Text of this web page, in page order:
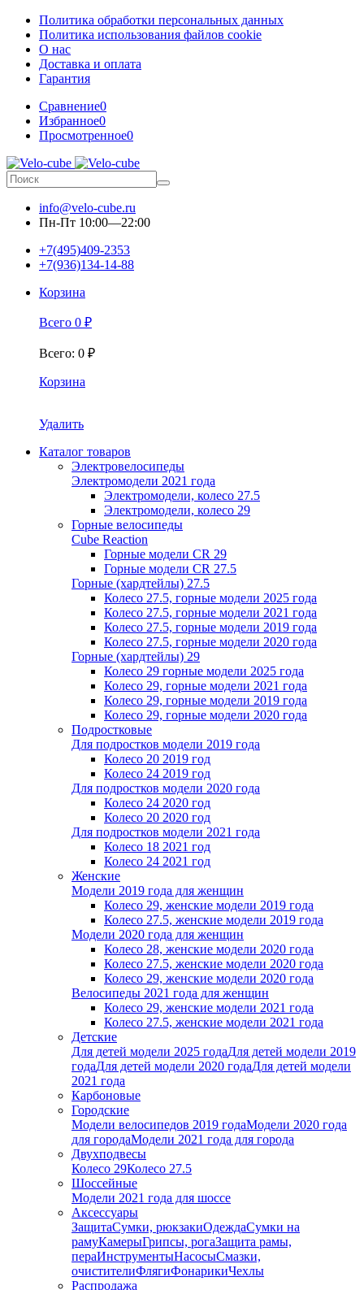
Политика обработки персональных данных
Политика использования файлов cookie
О нас
Доставка и оплата
Гарантия
Сравнение0
Избранное0
Просмотренное0
info@velo-cube.ru
Пн-Пт 10:00—22:00
+7(495)409-2353
+7(936)134-14-88
Корзина
Всего 0 ₽
Всего: 0 ₽
Корзина
Удалить
Каталог товаров
Электровелосипеды
Электромодели 2021 года
Электромодели, колесо 27.5
Электромодели, колесо 29
Горные велосипеды
Cube Reaction
Горные модели CR 29
Горные модели CR 27.5
Горные (хардтейлы) 27.5
Колесо 27.5, горные модели 2025 года
Колесо 27.5, горные модели 2021 года
Колесо 27.5, горные модели 2019 года
Колесо 27.5, горные модели 2020 года
Горные (хардтейлы) 29
Колесо 29 горные модели 2025 года
Колесо 29, горные модели 2021 года
Колесо 29, горные модели 2019 года
Колесо 29, горные модели 2020 года
Подростковые
Для подростков модели 2019 года
Колесо 20 2019 год
Колесо 24 2019 год
Для подростков модели 2020 года
Колесо 24 2020 год
Колесо 20 2020 год
Для подростков модели 2021 года
Колесо 18 2021 год
Колесо 24 2021 год
Женскиe
Модели 2019 года для женщин
Колесо 29, женские модели 2019 года
Колесо 27.5, женские модели 2019 года
Модели 2020 года для женщин
Колесо 28, женские модели 2020 года
Колесо 27.5, женские модели 2020 года
Колесо 29, женские модели 2020 года
Велосипеды 2021 года для женщин
Колесо 29, женские модели 2021 года
Колесо 27.5, женские модели 2021 года
Детские
Для детей модели 2025 годаДля детей модели 2019
годаДля детей модели 2020 годаДля детей модели
2021 года
Карбоновые
Городские
Модели велосипедов 2019 годаМодели 2020 года
для городаМодели 2021 года для города
Двухподвесы
Колесо 29Колесо 27.5
Шоссейные
Модели 2021 года для шоссе
Аксессуары
ЗащитаСумки, рюкзакиОдеждаСумки на
рамуКамерыГрипсы, рогаЗащита рамы,
пераИнструментыНасосыСмазки,
очистителиФлягиФонарикиЧехлы
Распродажа